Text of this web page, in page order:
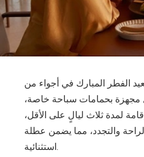
الفطر المبارك في أجواء من
مجهزة بحمامات سباحة خاصة،
يمنح العرض الزوار خصمًا يصل إلى 20% عند الإقامة لمدة ثلاث ليالٍ على الأقل،
والتجدد، مما يضمن عطلة
استثنائية.